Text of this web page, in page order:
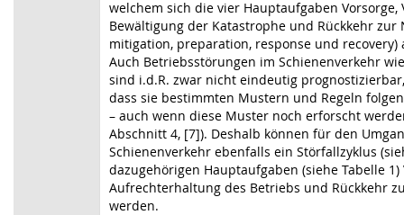
welchem sich die vier Hauptaufgaben Vorsorge,
Bewältigung der Katastrophe und Rückkehr zur
mitigation, preparation, response und recovery)
Auch Betriebsstörungen im Schienenverkehr
sind i.d.R. zwar nicht eindeutig
dass sie bestimmten Mustern und Regeln
– auch wenn diese Muster noch erforscht
Abschnitt 4, [7]). Deshalb können für den
Schienenverkehr ebenfalls ein Störfallzyklus
dazugehörigen Hauptaufgaben (siehe Tabelle
Aufrechterhaltung des Betriebs und Rückkehr
werden.